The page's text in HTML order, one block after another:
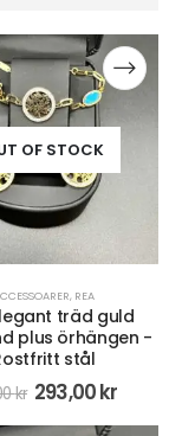
OF STOCK
, REA
träd guld
plus örhängen -
stål
kr 293,00kr